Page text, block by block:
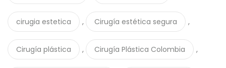
cirugia estetica , Cirugía estética segura ,
Cirugía plástica , Cirugía Plástica Colombia ,